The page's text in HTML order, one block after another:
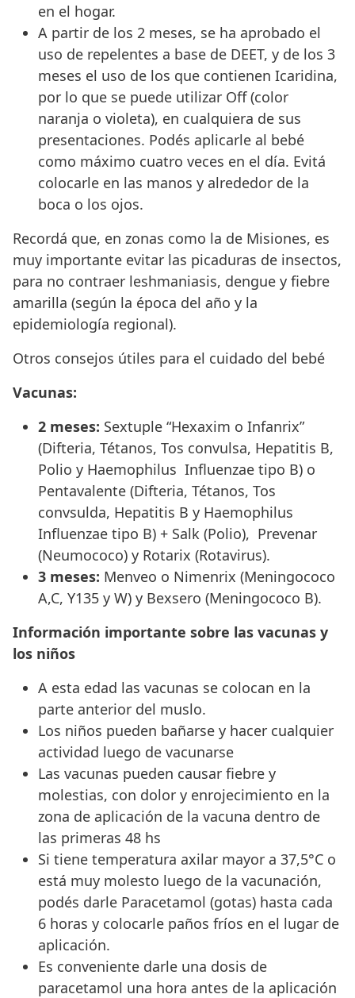
en el hogar.
A partir de los 2 meses, se ha aprobado el
uso de repelentes a base de DEET, y de los 3
meses el uso de los que contienen Icaridina,
por lo que se puede utilizar Off (color
naranja o violeta), en cualquiera de sus
presentaciones. Podés aplicarle al bebé
como máximo cuatro veces en el día. Evitá
colocarle en las manos y alrededor de la
boca o los ojos.
Recordá que, en zonas como la de Misiones, es
muy importante evitar las picaduras de insectos,
para no contraer leshmaniasis, dengue y fiebre
amarilla (según la época del año y la
epidemiología regional).
Otros consejos útiles para el cuidado del bebé
Vacunas:
2 meses: Sextuple “Hexaxim o Infanrix”
(Difteria, Tétanos, Tos convulsa, Hepatitis B,
Polio y Haemophilus Influenzae tipo B) o
Pentavalente (Difteria, Tétanos, Tos
convsulda, Hepatitis B y Haemophilus
Influenzae tipo B) + Salk (Polio), Prevenar
(Neumococo) y Rotarix (Rotavirus).
3 meses: Menveo o Nimenrix (Meningococo
A,C, Y135 y W) y Bexsero (Meningococo B).
Información importante sobre las vacunas y
los niños
A esta edad las vacunas se colocan en la
parte anterior del muslo.
Los niños pueden bañarse y hacer cualquier
actividad luego de vacunarse
Las vacunas pueden causar fiebre y
molestias, con dolor y enrojecimiento en la
zona de aplicación de la vacuna dentro de
las primeras 48 hs
Si tiene temperatura axilar mayor a 37,5°C o
está muy molesto luego de la vacunación,
podés darle Paracetamol (gotas) hasta cada
6 horas y colocarle paños fríos en el lugar de
aplicación.
Es conveniente darle una dosis de
paracetamol una hora antes de la aplicación